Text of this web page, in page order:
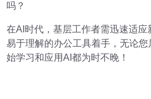
吗？
在AI时代，基层工作者需迅速适
易于理解的办公工具着手，无论
始学习和应用AI都为时不晚！